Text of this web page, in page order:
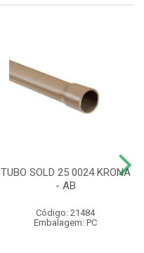
TUBO SOLD 25 0024 KRONA
- AB
Código: 21484
Embalagem: PC